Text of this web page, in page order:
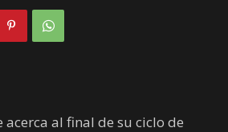
acerca al final de su ciclo de